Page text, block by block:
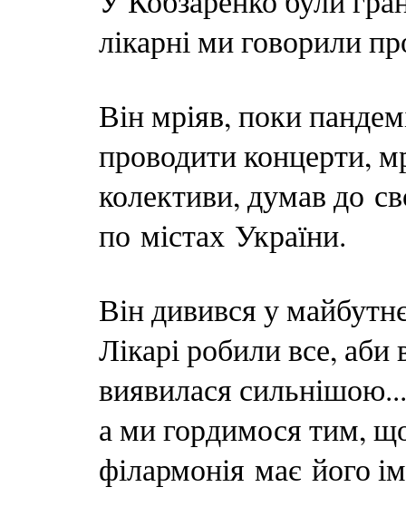
лікарні ми говорили
Він мріяв, поки
проводити концерти,
колективи, думав до
по містах України.
Він дивився у
Лікарі робили все,
виявилася
а ми гордимося тим,
філармонія має його